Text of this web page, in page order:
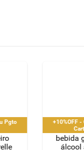
Pgto
+10%OFF
bebida
álcool